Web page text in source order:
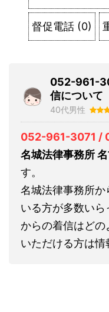
督促電話 (0)
052-961-
信について
40代男性
052-961-3071 /
名城法律事務所
す。
名城法律事務所
いる方が多数い
からの着信はど
いただける方は情